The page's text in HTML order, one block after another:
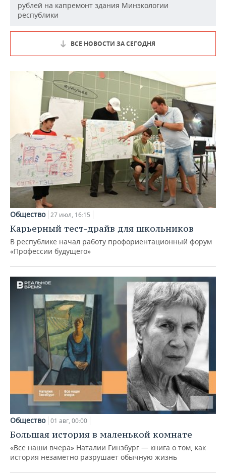
рублей на капремонт здания Минэкологии
республики
ВСЕ НОВОСТИ ЗА СЕГОДНЯ
Общество 27 июл, 16:15
Карьерный тест-драйв для школьников
В республике начал работу профориентационный форум
«Профессии будущего»
Общество 01 авг, 00:00
Большая история в маленькой комнате
«Все наши вчера» Наталии Гинзбург — книга о том, как
история незаметно разрушает обычную жизнь